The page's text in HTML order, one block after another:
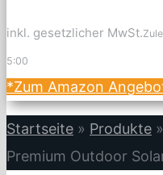
inkl. gesetzlicher MwSt.
5:00
*Zum Amazon
Startseite » Produkte »
Premium Outdoor